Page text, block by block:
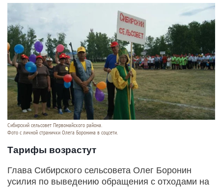
Сибирский сельсовет Первомайского района.
Фото с личной странички Олега Боронина в соцсети.
Тарифы возрастут
Глава Сибирского сельсовета Олег Боронин
усилия по выведению обращения с отходами на